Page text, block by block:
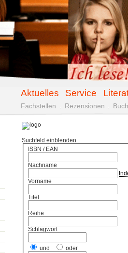
Aktuelles Service
Fachstellen Rezensionen
Suchfeld einblenden
ISBN / EAN
Nachname
Vorname
Titel
Reihe
Schlagwort
und
oder